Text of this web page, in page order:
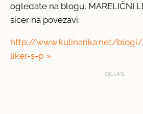
ogledate na blogu, MARELIČNI
sicer na povezavi:
http://www.kulinarika.net/
liker-s-p
OGLAS